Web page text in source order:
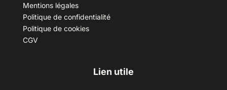
Mentions légales
Politique de confidentialité
Politique de cookies
CGV
Lien utile